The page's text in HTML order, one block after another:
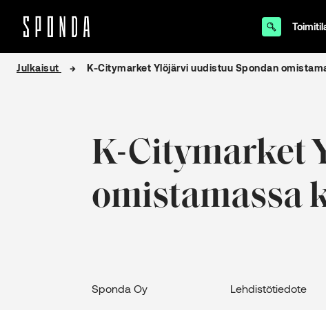
sisältöön
Julkaisut K-Citymarket Ylöjärvi uudistuu Spondan
K-Citymarket
omistamassa
Sponda Oy